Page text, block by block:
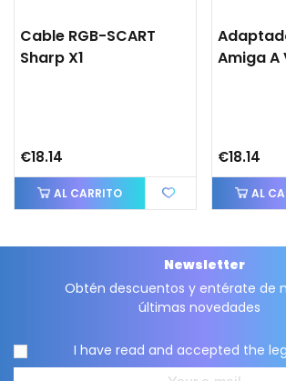
Cable RGB-SCART
Sharp X1
€18.14
AL CARRITO
Amiga A
€18.14
AL
Newsletter
Obtén descuentos y entérate de
últimas novedades
I have read and accepted the